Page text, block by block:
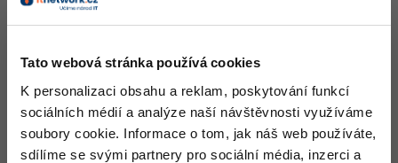
Tato webová stránka používá cookies
K personalizaci obsahu a reklam, poskytování funkcí
sociálních médií a analýze naší návštěvnosti využíváme
soubory cookie. Informace o tom, jak náš web používáte,
sdílíme se svými partnery pro sociální média, inzerci a
Adobe Lightroom
Adobe XD -15%
Adobe InDesign -25%
Adobe After Effects
Pro firmy
Přístup k jednotlivým lekcím dle způsobu pořízení.
Kvalitní znalosti
v oblasti IT.
Dovednosti, které ti pomohou získat vysněnou a
dobře placenou práci.